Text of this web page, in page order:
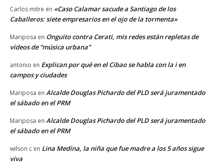
Carlos mitre en «Caso Calamar sacude a Santiago de los
Caballeros: siete empresarios en el ojo de la tormenta»
Mariposa en Onguito contra Cerati, mis redes están repletas de
vídeos de “música urbana”
antonio en Explican por qué en el Cibao se habla con la i en
campos y ciudades
Mariposa en Alcalde Douglas Pichardo del PLD será juramentado
el sábado en el PRM
Mariposa en Alcalde Douglas Pichardo del PLD será juramentado
el sábado en el PRM
wilson c en Lina Medina, la niña que fue madre a los 5 años sigue
viva